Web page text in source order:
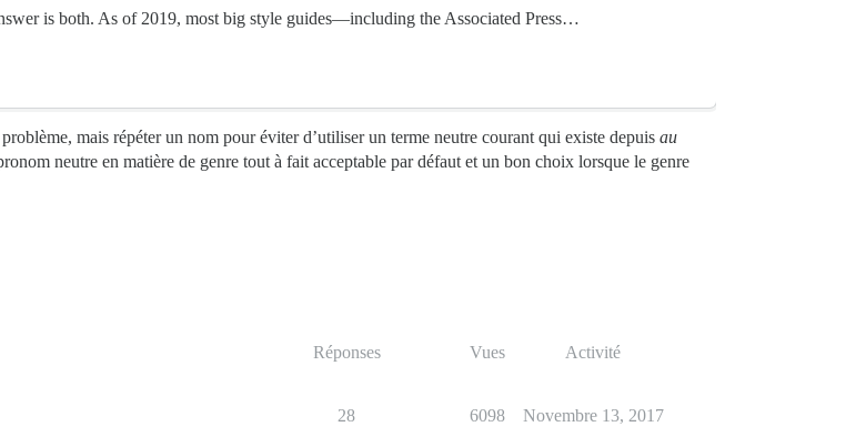
is both. As of 2019, most big style guides—including the Associated Press…
mais répéter un nom pour éviter d’utiliser un terme neutre courant qui existe depuis au
neutre en matière de genre tout à fait acceptable par défaut et un bon choix lorsque le genre
Réponses Vues Activité
28 6098 Novembre 13, 2017